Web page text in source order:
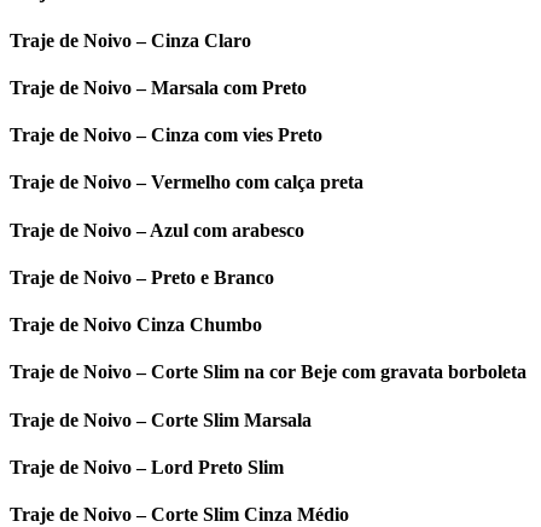
Traje de Noivo – Cinza Claro
Traje de Noivo – Marsala com Preto
Traje de Noivo – Cinza com vies Preto
Traje de Noivo – Vermelho com calça preta
Traje de Noivo – Azul com arabesco
Traje de Noivo – Preto e Branco
Traje de Noivo Cinza Chumbo
Traje de Noivo – Corte Slim na cor Beje com gravata borboleta
Traje de Noivo – Corte Slim Marsala
Traje de Noivo – Lord Preto Slim
Traje de Noivo – Corte Slim Cinza Médio